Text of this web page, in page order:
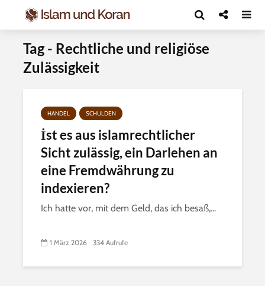
Tag - Rechtliche und religiöse
Zulässigkeit
HANDEL SCHULDEN
İst es aus islamrechtlicher
Sicht zulässig, ein Darlehen an
eine Fremdwährung zu
indexieren?
Ich hatte vor, mit dem Geld, das ich besaß,...
1 März 2026 334 Aufrufe